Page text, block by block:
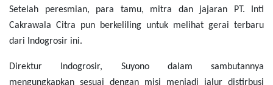
Setelah peresmian, para tamu, mitra dan jajaran PT. Inti
Cakrawala Citra pun berkeliling untuk melihat gerai terbaru
dari Indogrosir ini.
Direktur Indogrosir, Suyono dalam sambutannya
mengungkapkan sesuai dengan misi menjadi jalur distirbusi